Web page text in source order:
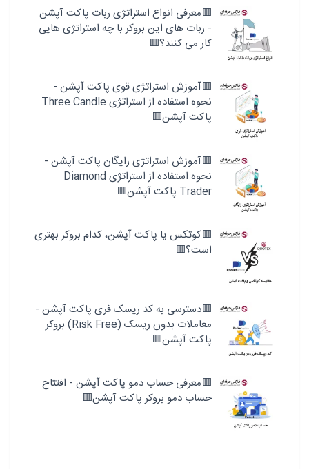
🟥معرفی انواع استراتژی ربات پاکت آپشن
- ربات های این بروکر با چه استراتژی هایی
کار می کنند؟🟥
🟥آموزش استراتژی قوی پاکت آپشن -
نحوه استفاده از استراتژی Three Candle
پاکت آپشن🟥
🟥آموزش استراتژی رایگان پاکت آپشن -
نحوه استفاده از استراتژی Diamond
Trader پاکت آپشن🟥
🟥کوتکس یا پاکت آپشن، کدام بروکر بهتری
است؟🟥
🟥دسترسی به کد ریسک فری پاکت آپشن -
معاملات بدون ریسک (Risk Free) بروکر
پاکت آپشن🟥
🟥معرفی حساب دمو پاکت آپشن - افتتاح
حساب دمو بروکر پاکت آپشن🟥